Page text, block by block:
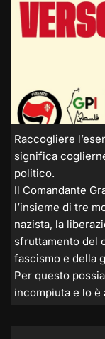
Raccogliere
significa
politico.
Il Comandante
l’insieme di tre
nazista, la
sfruttamento del
fascismo e della
Per questo
incompiuta e lo è